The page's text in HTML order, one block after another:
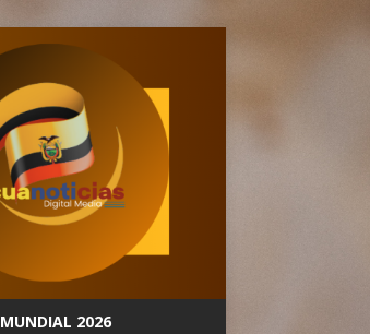
MUNDIAL 2026